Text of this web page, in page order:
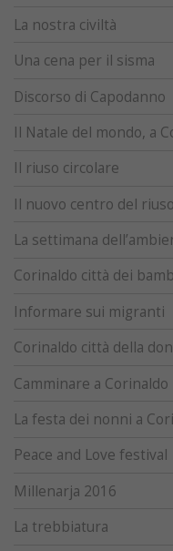
La nostra civiltà
Una cena per il sisma
Discorso di Capodanno
Il Natale del mondo, a
Il riuso circolare
Il nuovo centro del riuso
La settimana
Corinaldo città dei
Informare sui migranti
Corinaldo città della
Camminare a Corinaldo
La festa dei nonni a
Peace and Love festival
Millenarja 2016
La trebbiatura